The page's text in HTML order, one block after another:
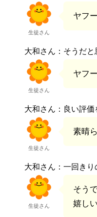
生徒さん
ヤフ
大和さん：そうだと
生徒さん
ヤフ
大和さん：良い評価
生徒さん
素晴
大和さん：一回きり
生徒さん
そう
嬉し